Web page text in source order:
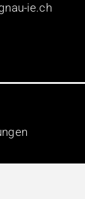
ie.ch